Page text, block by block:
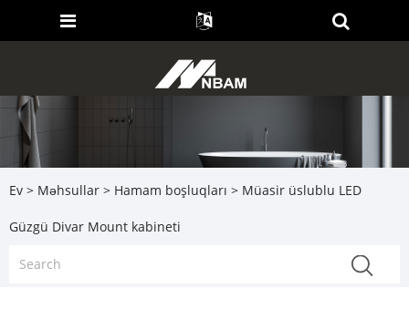
Ev > Məhsullar > Hamam boşluqları > Müasir üslublu LED
Güzgü Divar Mount kabineti